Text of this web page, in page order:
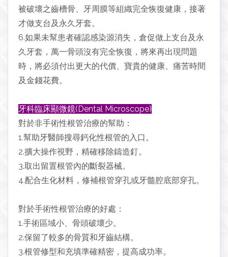
被破壞之齒槽骨、牙周膜等組織完全恢復健康，接著
才做支台及永久牙套。
6.如果未幫患者確認感染源消失，倉促做上支台及永
久牙套，萬一骨頭沒有完全恢復，將來再出現問題
時，將必須付出更大的代價、寶貴的健康、痛苦時間
及金錢花費。
牙科臨床顯微鏡(Dental Microscope)
對於非手術性根管治療的幫助：
1.幫助牙醫師搜尋鈣化性根管的入口。
2.擴大操作視野，精確移除鑄造釘。
3.取出留置根管內的斷裂器械。
4.配合生化材料，修補根管穿孔或牙髓腔底部穿孔。
對於手術性根管治療的好處：
1.手術區域小、骨頭破壞少。
2.保留了較多的骨質和牙齒結構。
3.根管修型和充填準確精密，提高成功率。